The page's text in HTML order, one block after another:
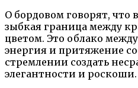
О бордовом говорят, что
зыбкая граница между
цветом. Это облако
энергия и притяжение
стремлении создать
элегантности и роскоши.